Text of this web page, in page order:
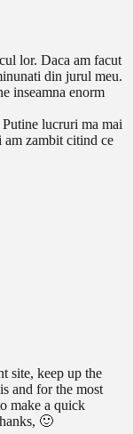
lor. Daca am facut
din jurul meu.
inseamna enorm
lucruri ma mai
zambit citind ce
site, keep up the
and for the most
make a quick
🙂